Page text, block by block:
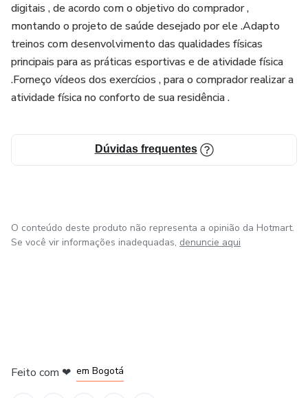
digitais , de acordo com o objetivo do comprador ,
montando o projeto de saúde desejado por ele .Adapto
treinos com desenvolvimento das qualidades físicas
principais para as práticas esportivas e de atividade física
.Forneço vídeos dos exercícios , para o comprador realizar a
atividade física no conforto de sua residência .
Dúvidas frequentes
O conteúdo deste produto não representa a opinião da Hotmart.
Se você vir informações inadequadas, denuncie aqui
Feito com ❤ em Bogotá